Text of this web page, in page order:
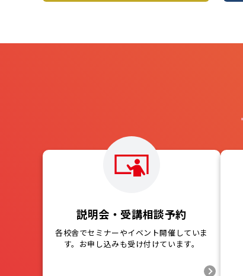
説明会・受講相談予約
各校舎でセミナーやイベント開催していま
す。お申し込みも受け付けています。